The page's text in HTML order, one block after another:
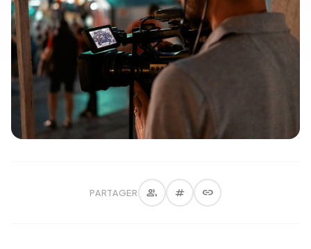
PARTAGER group tag link